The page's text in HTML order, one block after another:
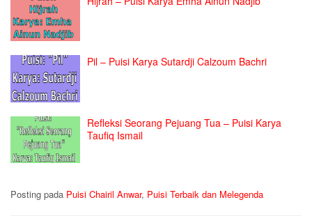
Pil – Puisi Karya Sutardji Calzoum Bachri
Refleksi Seorang Pejuang Tua – Puisi Karya
Taufiq Ismail
Posting pada Puisi Chairil Anwar, Puisi Terbaik dan Melegenda